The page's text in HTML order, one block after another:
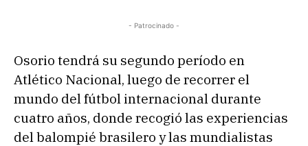
- Patrocinado -
Osorio tendrá su segundo período en
Atlético Nacional, luego de recorrer el
mundo del fútbol internacional durante
cuatro años, donde recogió las experiencias
del balompié brasilero y las mundialistas